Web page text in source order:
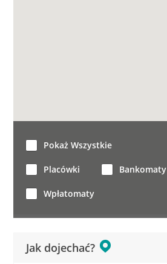
Jak dojechać?
Pokaż Wszystkie
Placówki Bankomaty
Wpłatomaty